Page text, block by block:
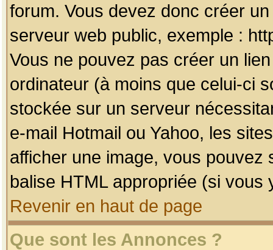
forum. Vous devez donc créer
serveur web public, exemple :
Vous ne pouvez pas créer un
ordinateur (à moins que celui-ci
stockée sur un serveur
e-mail Hotmail ou Yahoo, les
afficher une image, vous pouvez
balise HTML appropriée (si vous
Revenir en haut de page
Que sont les Annonces ?